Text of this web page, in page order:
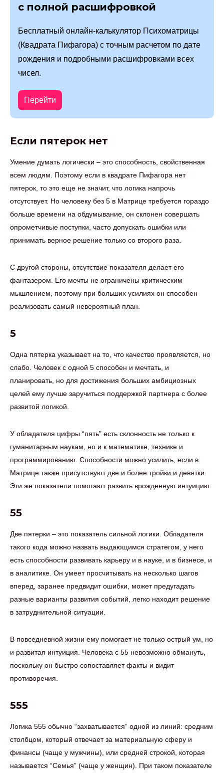
с полной расшифровкой
Бесплатный онлайн-калькулятор Психоматрицы
(Квадрата Пифагора) с точным расчетом по дате
рождения и подробными расшифровками всех
чисел.
Перейти
Если пятерок нет
Умение думать логически – это способность, свойственная
всем людям. Поэтому если в квадрате Пифагора нет
пятерок, то это еще не значит, что логика напрочь
отсутствует. Но человеку без 5 в Матрице требуется гораздо
больше времени на обдумывание, он склонен совершать
опрометчивые поступки, часто допускать ошибки или
принимать верное решение только со второго раза.
С другой стороны, отсутствие показателя делает его
фантазером. Его мечты не ограничены критическим
мышлением, поэтому при больших усилиях он способен
реализовать самый невероятный план.
5
Одна пятерка указывает на то, что качество проявляется, но
слабо. Человек с одной 5 способен и мечтать, и
планировать, но для достижения больших амбициозных
целей ему лучше заручиться поддержкой партнера с более
развитой логикой.
У обладателя цифры “пять” есть склонность не только к
гуманитарным наукам, но и к математике, технике и
программированию. Способности можно усилить, если в
Матрице также присутствуют две и более тройки и девятки.
Эти же показатели помогают развить врожденную интуицию.
55
Две пятерки – это показатель сильной логики. Обладателя
такого кода можно назвать выдающимся стратегом, у него
есть способности развивать карьеру и в науке, и в бизнесе, и
в аналитике. Он умеет просчитывать на несколько шагов
вперед, заранее предвидит ошибки, может предугадать
разные варианты развития событий, легко находит решение
в затруднительной ситуации.
В повседневной жизни ему помогает не только острый ум, но
и развитая интуиция. Человека с 55 невозможно обмануть,
поскольку он быстро сопоставляет факты и видит
противоречия.
555
Логика 555 обычно “захватывается” одной из линий: средним
столбцом, который отвечает за материальную сферу и
финансы (чаще у мужчины), или средней строкой, которая
называется “Семья” (чаще у женщин). При таком показателе